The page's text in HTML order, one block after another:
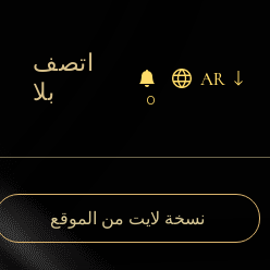
اتصف
بلا
0
AR
نسخة لايت من الموقع